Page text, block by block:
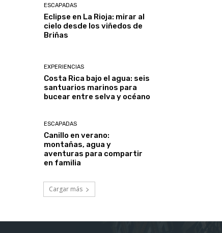
ESCAPADAS
Eclipse en La Rioja: mirar al
cielo desde los viñedos de
Briñas
EXPERIENCIAS
Costa Rica bajo el agua: seis
santuarios marinos para
bucear entre selva y océano
ESCAPADAS
Canillo en verano:
montañas, agua y
aventuras para compartir
en familia
Cargar más